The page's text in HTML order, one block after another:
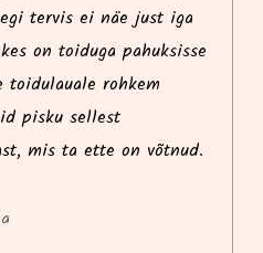
tervis ei näe just iga
on toiduga pahuksisse
rohkem
pisku sellest
mis ta ette on võtnud.